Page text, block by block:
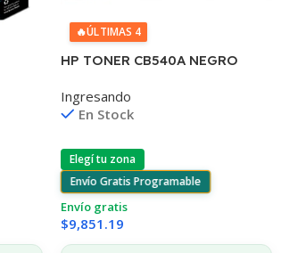
🔥ÚLTIMAS 4
HP TONER CB540A NEGRO
1215/1515/1510/1312
Ingresando
En Stock
Elegí tu zona
Envío Gratis Programable
Envío gratis
$9,851.19